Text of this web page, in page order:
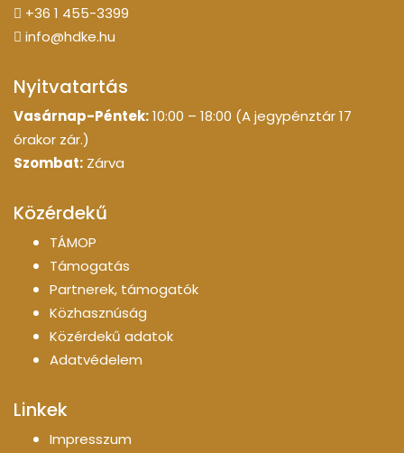
+36 1 455-3399
info@hdke.hu
Nyitvatartás
Vasárnap-Péntek:10:00 – 18:00 (A jegypénztár 17
órakor zár.)
Szombat: Zárva
Közérdekű
TÁMOP
Támogatás
Partnerek, támogatók
Közhasznúság
Közérdekű adatok
Adatvédelem
Linkek
Impresszum